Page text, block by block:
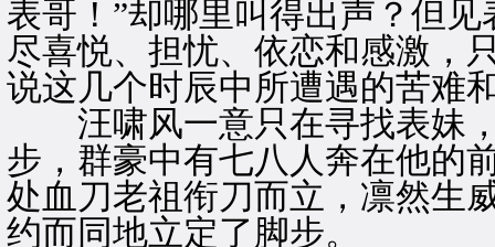
表哥！”却哪里叫得出声？但
尽喜悦、担忧、依恋和感激，
说这几个时辰中所遭遇的苦难
汪啸风一意只在寻找表妹，
步，群豪中有七八人奔在他的
处血刀老祖衔刀而立，凛然生
约而同地立定了脚步。